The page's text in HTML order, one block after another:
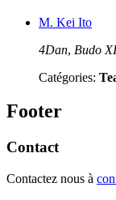
M. Kei Ito
4Dan, Budo XI
Catégories:
Footer
Contact
Contactez nous à